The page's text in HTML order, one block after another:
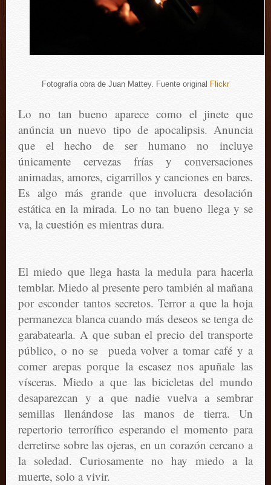
Fotografía obra de Juan Mattey. Fuente original Flickr
Lo no tan bueno aparece como el jinete que
anúncia un nuevo tipo de apocalipsis. Anuncia
que el hecho de ser humano no incluye
únicamente cervezas frías y conversaciones
animadas, amores, cigarrillos y canciones en bares.
Es algo más grande que involucra desolación
estática en la mirada. Lo no tan bueno llega y se
va, la cuestión es mientras dura.
El miedo que llega hasta la medula para hacerla
temblar. Miedo al presente pero también al mañana
por esconder tantos secretos. Terror a que la hoja
permanezca blanca cuando más deseos se tenga de
garabatearla. A que suban el precio del transporte
público, o no se pueda volver a tomar café y a
comer arepas porque la escasez nos apuñale las
vísceras. Miedo a que las bicicletas del mundo
desaparezcan y a que nadie vuelva a sembrar
semillas llenándose las manos de tierra. Un
repertorio terrorífico esperando el momento para
derretirse sobre las ojeras, en un corazón cercano a
la soledad. Curiosamente no hay miedo a la
muerte, solo a vivir.